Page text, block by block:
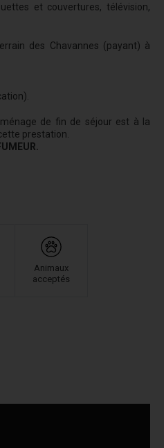
et couvertures, télévision,
des Chavannes (payant) à
ménage de fin de séjour est à la
prestation.
Animaux
acceptés